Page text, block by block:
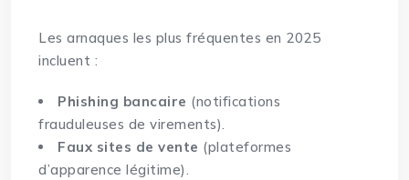
Les arnaques les plus fréquentes en 2025
incluent :
Phishing bancaire (notifications
frauduleuses de virements).
Faux sites de vente (plateformes
d’apparence légitime).